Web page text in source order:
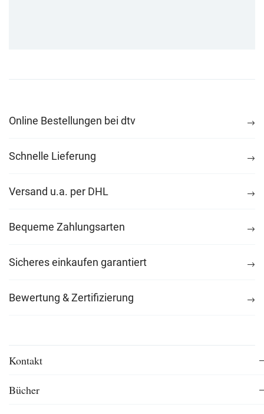
Online Bestellungen bei dtv
Schnelle Lieferung
Versand u.a. per DHL
Bequeme Zahlungsarten
Sicheres einkaufen garantiert
Bewertung & Zertifizierung
Kontakt
Bücher